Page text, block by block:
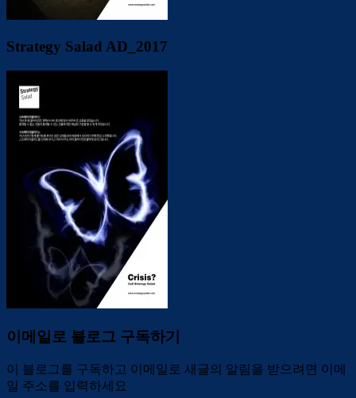
Strategy Salad AD_2017
이메일로 블로그 구독하기
이 블로그를 구독하고 이메일로 새글의 알림을 받으려면 이메
일 주소를 입력하세요